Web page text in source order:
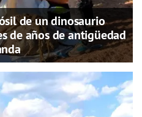
de un dinosaurio
de años de antigüedad